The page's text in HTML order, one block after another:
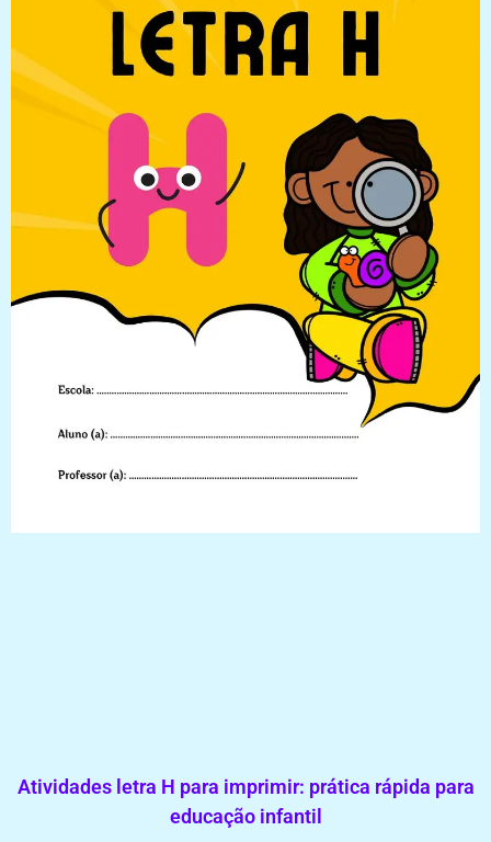
Atividades letra H para imprimir: prática rápida para
educação infantil